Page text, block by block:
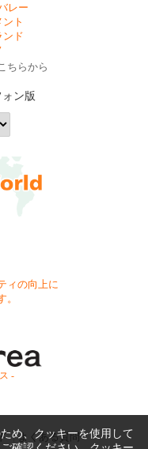
レー
ト
ンド
ちらから
ン版
ィの向上に
。
-
よくある質問
め、クッキーを使用して